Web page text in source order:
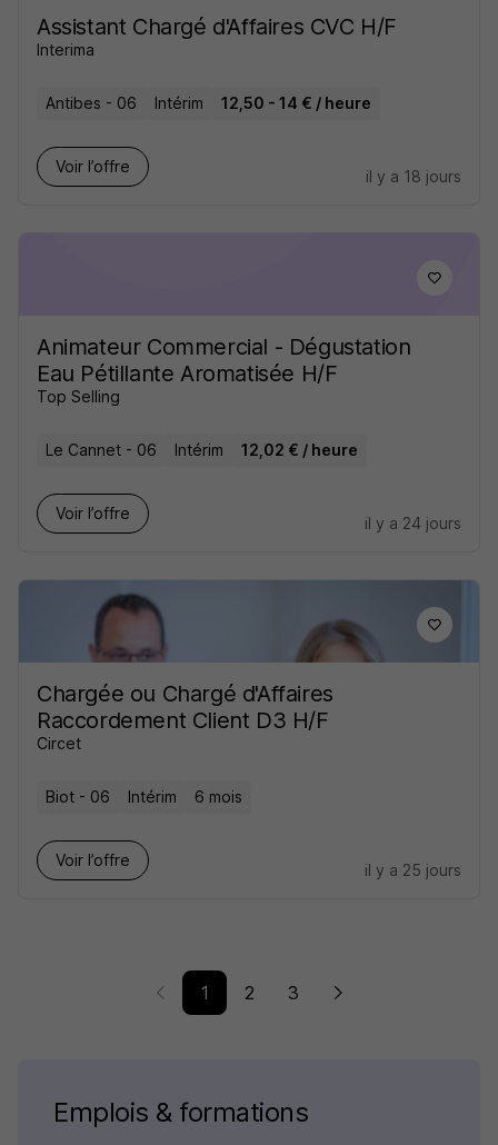
Assistant Chargé d'Affaires CVC H/F
Interima
Antibes - 06 Intérim 12,50 - 14 € / heure
Voir l’offre
il y a 18 jours
Animateur Commercial - Dégustation
Eau Pétillante Aromatisée H/F
Top Selling
Le Cannet - 06 Intérim 12,02 € / heure
Voir l’offre
il y a 24 jours
Chargée ou Chargé d'Affaires
Raccordement Client D3 H/F
Circet
Biot - 06 Intérim 6 mois
Voir l’offre
il y a 25 jours
1 2 3
Emplois & formations